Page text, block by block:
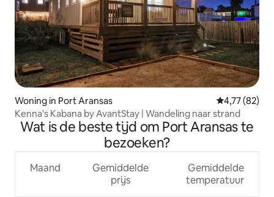
Woning in Port Aransas Gemiddelde
4,77 (82)
Kenna's Kabana by AvantStay | Wandeling naar strand
Wat is de beste tijd om Port Aransas te
bezoeken?
Maand
Gemiddelde
prijs
Gemiddelde
temperatuur